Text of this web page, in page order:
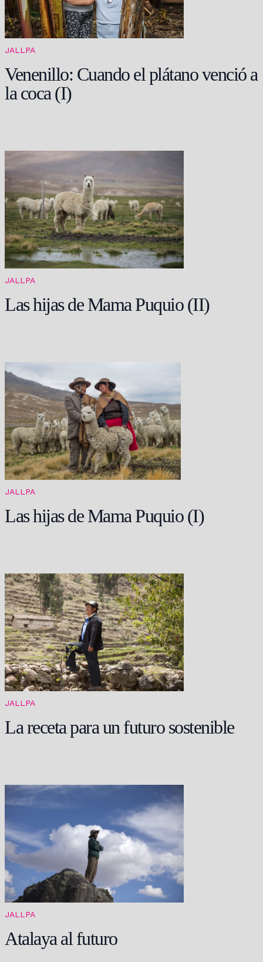
JALLPA
Venenillo: Cuando el plátano venció a
la coca (I)
JALLPA
Las hijas de Mama Puquio (II)
JALLPA
Las hijas de Mama Puquio (I)
JALLPA
La receta para un futuro sostenible
JALLPA
Atalaya al futuro